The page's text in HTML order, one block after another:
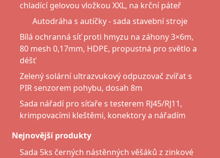
chladící gelovou vložkou XXL, na krční páteř
Autodráha s autíčky - sada stavební stroje
Bílá ochranná síť proti hmyzu na záhony 3×6m,
80 mesh 0,17mm, HDPE, propustná pro světlo a
déšť
Zelený solární ultrazvukový odpuzovač zvířat s
PIR senzorem pohybu, dosah 8m
Sada nářadí pro síťaře s testerem RJ45/RJ11,
krimpovacími kleštěmi, konektory a nářadím
Nejnovější produkty
Sada 5ks černých nástěnných věšáků z zinkové